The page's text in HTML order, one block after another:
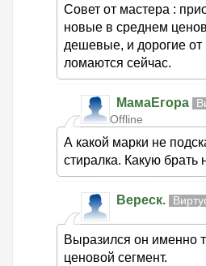
Совет от мастера :
новые в среднем
дешевые, и дорогие от
ломаются сейчас.
МамаЕгора
Offline
А какой марки не
стиралка. Какую брать
Вереск.
Выразился он именно
ценовой сегмент.